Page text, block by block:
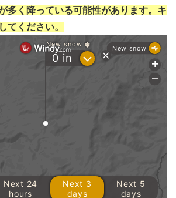
多く降っている可能性があります。キ
てください。